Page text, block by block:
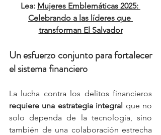
Lea: Mujeres Emblemáticas 2025:
Celebrando a las líderes que
transforman El Salvador
Un esfuerzo conjunto para fortalecer
el sistema financiero
requiere una estrategia integral que no
solo dependa de la tecnología, sino
también de una colaboración estrecha